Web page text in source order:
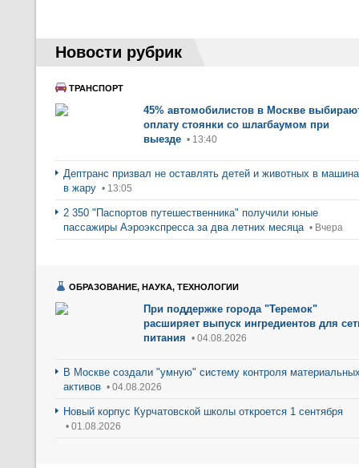
Новости рубрик
ТРАНСПОРТ
45% автомобилистов в Москве
оплату стоянки со шлагбаумом при
выезде • 13:40
Дептранс призвал не оставлять детей и животных в
в жару • 13:05
2 350 "Паспортов путешественника" получили юные
пассажиры Аэроэкспресса за два летних месяца • Вчера
ОБРАЗОВАНИЕ, НАУКА, ТЕХНОЛОГИИ
При поддержке города "Теремок"
расширяет выпуск ингредиентов для
питания • 04.08.2026
В Москве создали "умную" систему контроля материальных
активов • 04.08.2026
Новый корпус Курчатовской школы откроется 1 сентября
• 01.08.2026